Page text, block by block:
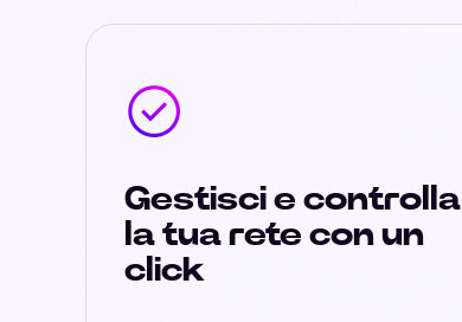
Gestisci e controlla
la tua rete con un
click